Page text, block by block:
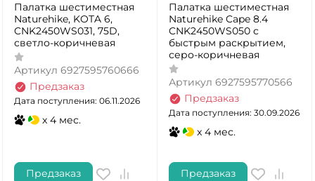
Палатка шестиместная
Naturehike, KOTA 6,
CNK2450WS031, 75D,
светло-коричневая
Артикул 6927595760666
Предзаказ
Дата поступления: 06.11.2026
x 4 мес.
Предзаказ
Палатка шестиместная
Naturehike Cape 8.4
CNK2450WS050 с
быстрым раскрытием,
серо-коричневая
Артикул 6927595770566
Предзаказ
Дата поступления: 30.09.2026
x 4 мес.
Предзаказ